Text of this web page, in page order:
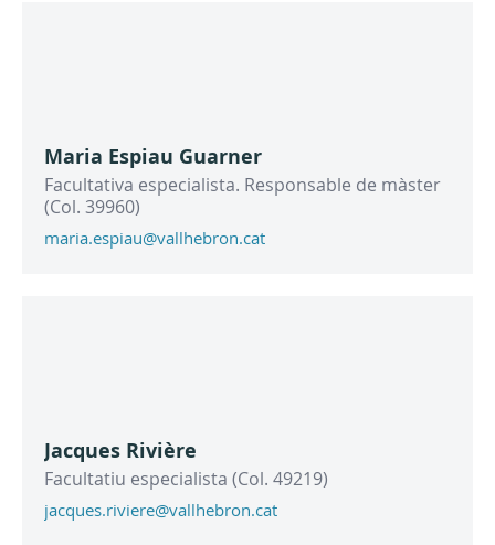
Maria Espiau Guarner
Facultativa especialista. Responsable de màster
(Col. 39960)
maria.espiau@vallhebron.cat
Jacques Rivière
Facultatiu especialista (Col. 49219)
jacques.riviere@vallhebron.cat